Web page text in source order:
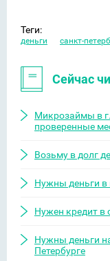
Теги:
деньги санкт-
Сейчас
Микрозаймы в
проверенные
Возьму в долг
Нужны деньги в
Нужен кредит в
Нужны деньги
Петербурге